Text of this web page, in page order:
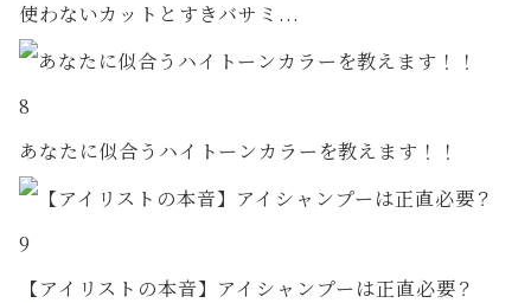
使わないカットとすきバサミ...
8
あなたに似合うハイトーンカラーを教えます！！
9
【アイリストの本音】アイシャンプーは正直必要？